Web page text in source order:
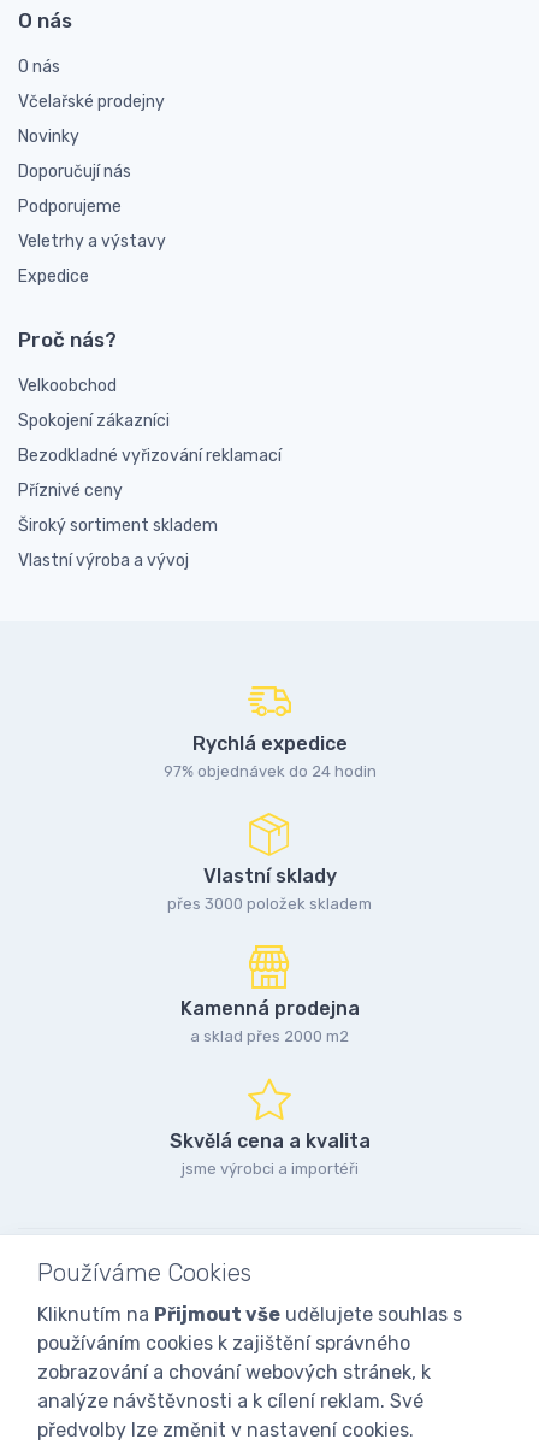
O nás
O nás
Včelařské prodejny
Novinky
Doporučují nás
Podporujeme
Veletrhy a výstavy
Expedice
Proč nás?
Velkoobchod
Spokojení zákazníci
Bezodkladné vyřizování reklamací
Příznivé ceny
Široký sortiment skladem
Vlastní výroba a vývoj
Rychlá expedice
97% objednávek do 24 hodin
Vlastní sklady
přes 3000 položek skladem
Kamenná prodejna
a sklad přes 2000 m2
Skvělá cena a kvalita
jsme výrobci a importéři
Používáme Cookies
Kliknutím na Přijmout vše udělujete souhlas s
používáním cookies k zajištění správného
zobrazování a chování webových stránek, k
analýze návštěvnosti a k cílení reklam. Své
předvolby lze změnit v nastavení cookies.